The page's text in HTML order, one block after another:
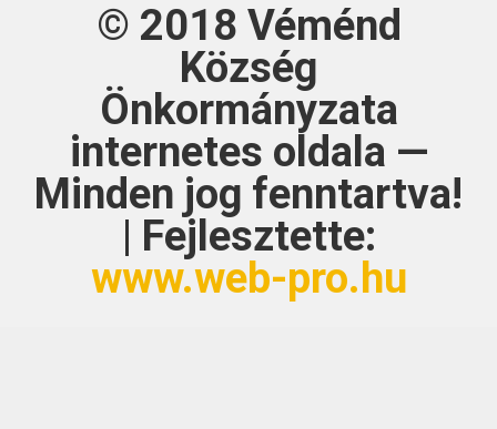
© 2018 Véménd
Község
Önkormányzata
internetes oldala —
Minden jog fenntartva!
| Fejlesztette:
www.web-pro.hu